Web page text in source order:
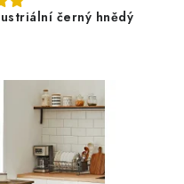
černý hnědý